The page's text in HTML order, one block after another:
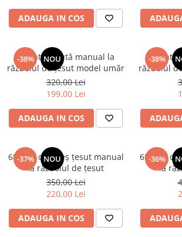
ADAUGA IN COS
-38% NOU
Geantă țesută manual la
războiul de țesut model umăr
320,00 Lei
199,00 Lei
ADAUGA IN COS
-38%
Geantă
războiul
-37% NOU
68x170 cm Preș țesut manual
la războiul de țesut
350,00 Lei
220,00 Lei
ADAUGA IN COS
-36%
68x205
la